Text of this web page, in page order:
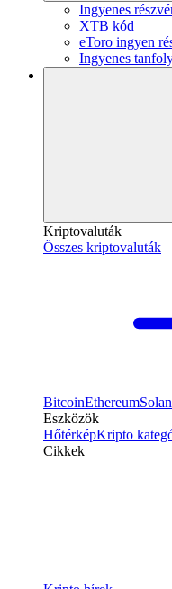
Ingyenes
XTB kód
eToro ingyen
Ingyenes
Kriptovaluták
Összes kriptovaluták
BitcoinEthereum
Eszközök
HőtérképKripto
Cikkek